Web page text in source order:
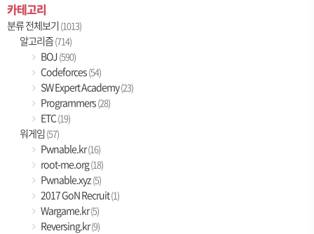
카테고리
분류 전체보기(1013)
알고리즘(714)
BOJ (590)
Codeforces(54)
SW Expert Academy(23)
Programmers(28)
ETC(19)
워게임(57)
Pwnable.kr(16)
root-me.org(18)
Pwnable.xyz(5)
2017 GoN Recruit(1)
Wargame.kr(5)
Reversing.kr(9)